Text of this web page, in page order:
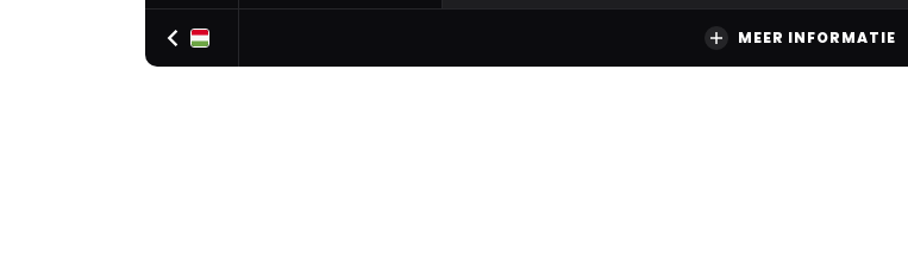
MEER INFORMATIE